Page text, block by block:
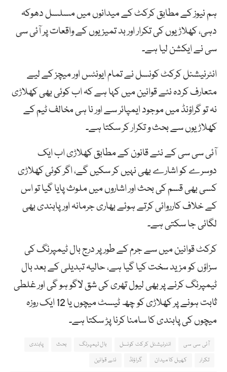
ہم نیوز کے مطابق کرکٹ کے میدانوں میں مسلسل دھوکہ
دہی، کھلاڑیوں کی تکرار اور بد تمیزیوں کے واقعات پر آئی سی
سی نے ایکشن لیا ہے۔
انٹرنیشنل کرکٹ کونسل نے تمام ایونٹس اور میچز کے لیے
متعارف کردہ نئے قوانین میں کہا ہے کہ اب کوئی بھی کھلاڑی
نہ تو گراؤنڈ میں موجود ایمپائر سے اور نا ہی مخالف ٹیم کے
کھلاڑیوں سے بحث و تکرار کر سکتا ہے۔
آئی سی سی کے نئے قانون کے مطابق کھلاڑی اب ایک
دوسرے کو اشارے بھی نہیں کر سکیں گے، اگر کوئی کھلاڑی
کسی بھی قسم کی بحث اور اشاروں میں ملوث پایا گیا تو اس
کے خلاف کارروائی کرتے ہوئے بھاری جرمانہ اور پابندی بھی
لگائی جا سکتی ہے۔
کرکٹ قوانین میں سے جرم کے طور پر درج بال ٹیمپرنگ کی
سزاؤں کو مزید سخت کیا گیا ہے، حالیہ تبدیلی کے بعد بال
ٹیمپرنگ کرنے پر بھی لیول تھری کی شق لاگو ہو گی اور غلطی
ثابت ہونے پر کھلاڑی کو چھ ٹیسٹ میچوں یا 12 ایک روزہ
میچوں کی پابندی کا سامنا کرنا پڑ سکتا ہے۔
آئی سی سی انٹرنیشنل کرکٹ کونسل بال ٹیمپرنگ بحث
پابندی
تکرار
کھیل کا میدان گراؤنڈ نئے قوانین